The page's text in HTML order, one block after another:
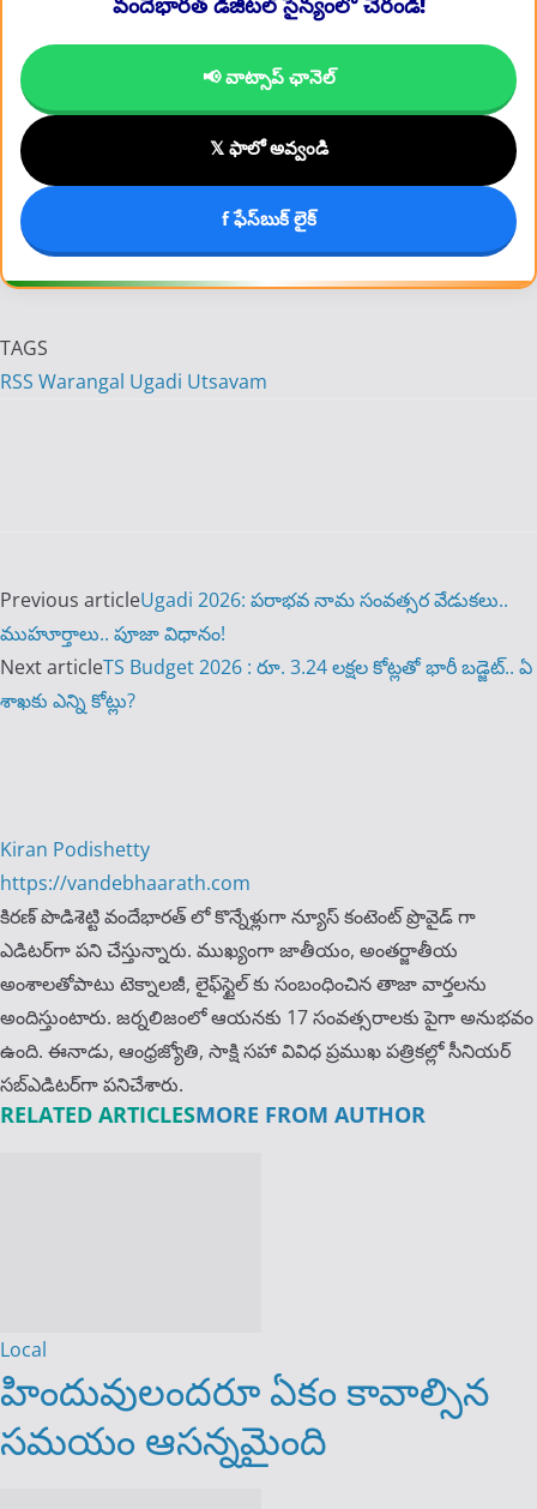
📢 వాట్సాప్ ఛానెల్
𝕏 ఫాలో అవ్వండి
f ఫేస్‌బుక్ లైక్
TAGS
RSS Warangal Ugadi Utsavam
Previous articleUgadi 2026: పరాభవ నామ సంవత్సర వేడుకలు..
ముహూర్తాలు.. పూజా విధానం!
Next articleTS Budget 2026 : రూ. 3.24 లక్షల కోట్లతో భారీ బడ్జెట్.. ఏ
శాఖకు ఎన్ని కోట్లు?
Kiran Podishetty
https://vandebhaarath.com
కిర‌ణ్ పొడిశెట్టి వందేభారత్ లో కొన్నేళ్లుగా న్యూస్ కంటెంట్ ప్రొవైడ్ గా
ఎడిటర్‌గా పని చేస్తున్నారు. ముఖ్యంగా జాతీయం, అంత‌ర్జాతీయ
అంశాల‌తోపాటు టెక్నాల‌జీ, లైఫ్‌స్టైల్‌ కు సంబంధించిన తాజా వార్తల‌ను
అందిస్తుంటారు. జర్నలిజంలో ఆయ‌న‌కు 17 సంవత్సరాలకు పైగా అనుభవం
ఉంది. ఈనాడు, ఆంధ్ర‌జ్యోతి, సాక్షి స‌హా వివిధ ప్ర‌ముఖ‌ ప‌త్రిక‌ల్లో సీనియ‌ర్‌
స‌బ్ఎడిట‌ర్‌గా ప‌నిచేశారు.
RELATED ARTICLESMORE FROM AUTHOR
Local
హిందువులందరూ ఏకం కావాల్సిన
సమయం ఆసన్నమైంది